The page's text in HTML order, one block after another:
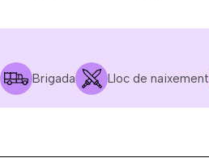
Brigada Lloc de naixement